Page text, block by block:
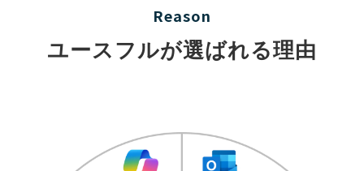
Reason
ユースフルが選ばれる理由